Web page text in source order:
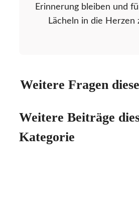
Erinnerung bleiben und
Lächeln in die Herzen
Weitere Fragen
Weitere Beiträge
Kategorie